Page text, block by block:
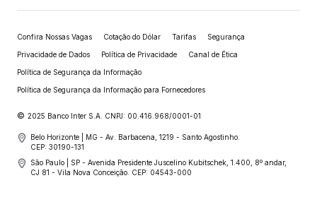
Confira Nossas Vagas Cotação do Dólar Tarifas Segurança
Privacidade de Dados Política de Privacidade Canal de Ética
Política de Segurança da Informação
Política de Segurança da Informação para Fornecedores
© 2025 Banco Inter S.A. CNPJ: 00.416.968/0001-01
Belo Horizonte | MG - Av. Barbacena, 1219 - Santo Agostinho.
CEP: 30190-131
São Paulo | SP - Avenida Presidente Juscelino Kubitschek, 1.400, 8º andar,
CJ 81 - Vila Nova Conceição. CEP: 04543-000